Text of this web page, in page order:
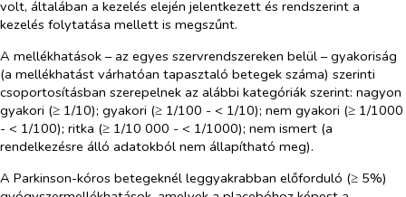
volt, általában a kezelés elején jelentkezett és rendszerint a
kezelés folytatása mellett is megszűnt.
A mellékhatások – az egyes szervrendszereken belül – gyakoriság
(a mellékhatást várhatóan tapasztaló betegek száma) szerinti
csoportosításban szerepelnek az alábbi kategóriák szerint: nagyon
gyakori (≥ 1/10); gyakori (≥ 1/100 - < 1/10); nem gyakori (≥ 1/1000
- < 1/100); ritka (≥ 1/10 000 - < 1/1000); nem ismert (a
rendelkezésre álló adatokból nem állapítható meg).
A Parkinson-kóros betegeknél leggyakrabban előforduló (≥ 5%)